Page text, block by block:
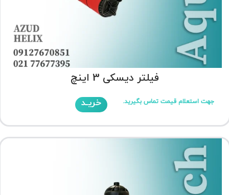
فیلتر دیسکی 3 اینچ
جهت استعلام قیمت تماس بگیرید. خریـد